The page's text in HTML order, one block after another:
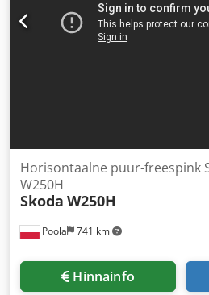
Poola 741 km
Horisontaalne puur-freespink
W250H
Skoda W250H
Hinnainfo